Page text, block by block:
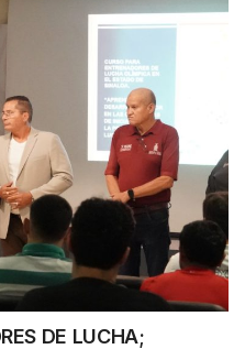
DE LUCHA;